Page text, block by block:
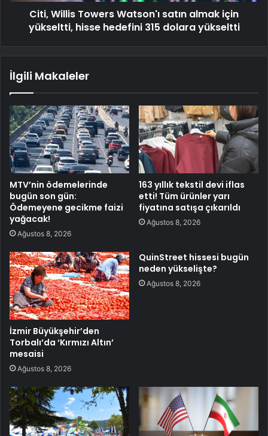
Citi, Willis Towers Watson'ı satın almak için
yükseltti, hisse hedefini 315 dolara yükseltti
İlgili Makaleler
MTV’nin ödemelerinde
bugün son gün:
Ödemeyene gecikme faizi
yağacak!
Ağustos 8, 2026
163 yıllık tekstil devi iflas
etti! Tüm ürünler yarı
fiyatına satışa çıkarıldı
Ağustos 8, 2026
İzmir Büyükşehir’den
Torbalı’da ‘Kırmızı Altın’
mesaisi
Ağustos 8, 2026
QuinStreet hissesi bugün
neden yükselişte?
Ağustos 8, 2026